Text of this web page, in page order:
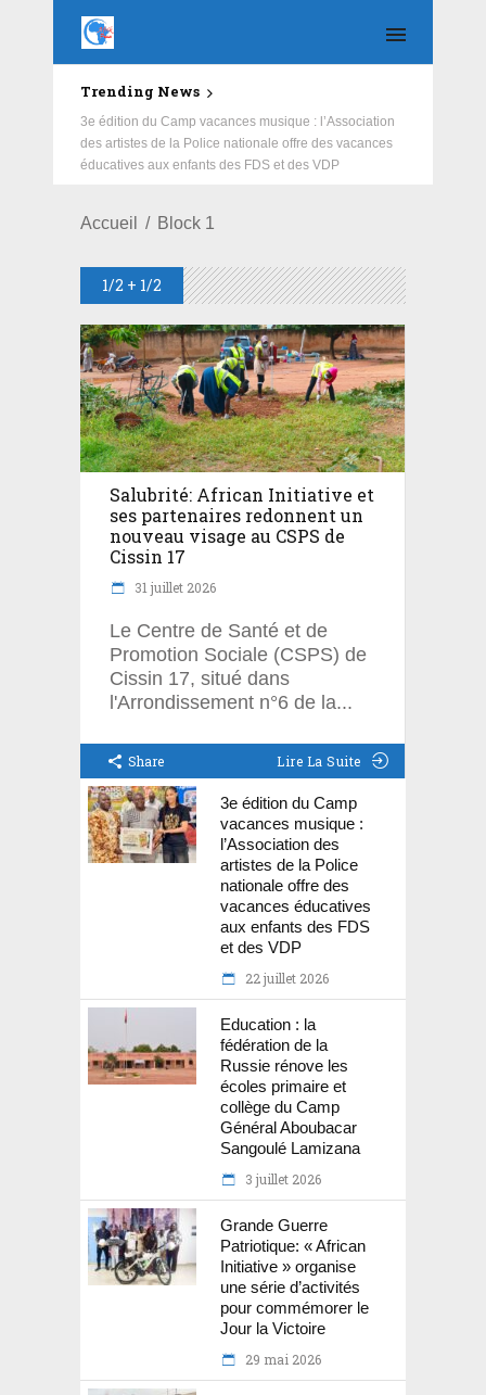
Trending News
3e édition du Camp vacances musique : l’Association
des artistes de la Police nationale offre des vacances
éducatives aux enfants des FDS et des VDP
Education : la fédération de la Russie rénove les
écoles primaire et collège du Camp Général
Aboubacar Sangoulé Lamizana
Accueil Block 1
1/2 + 1/2
Salubrité: African Initiative et
ses partenaires redonnent un
nouveau visage au CSPS de
Cissin 17
31 juillet 2026
Le Centre de Santé et de
Promotion Sociale (CSPS) de
Cissin 17, situé dans
l'Arrondissement n°6 de la
Share Lire La Suite
3e édition du Camp
vacances musique :
l’Association des
artistes de la Police
nationale offre des
vacances éducatives
aux enfants des FDS
et des VDP
22 juillet 2026
Education : la
fédération de la
Russie rénove les
écoles primaire et
collège du Camp
Général Aboubacar
Sangoulé Lamizana
3 juillet 2026
Grande Guerre
Patriotique: « African
Initiative » organise
une série d’activités
pour commémorer le
Jour la Victoire
29 mai 2026